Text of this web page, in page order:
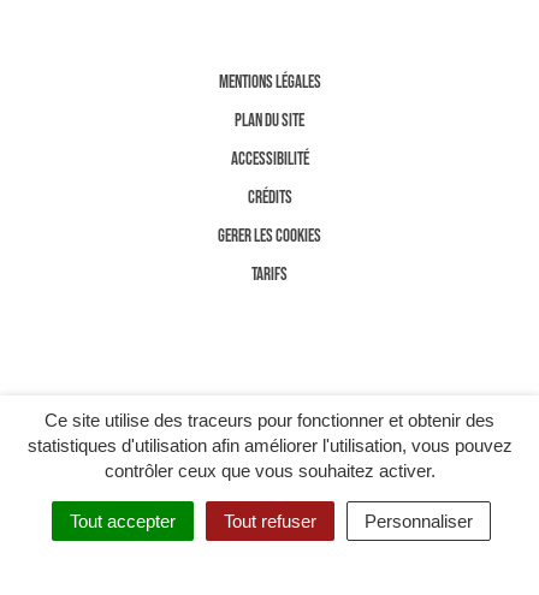
Ce site utilise des traceurs pour fonctionner et obtenir des
statistiques d'utilisation afin améliorer l'utilisation, vous pouvez
contrôler ceux que vous souhaitez activer.
Tout accepter Tout refuser Personnaliser
MENTIONS LÉGALES
PLAN DU SITE
ACCESSIBILITÉ
CRÉDITS
GERER LES COOKIES
TARIFS